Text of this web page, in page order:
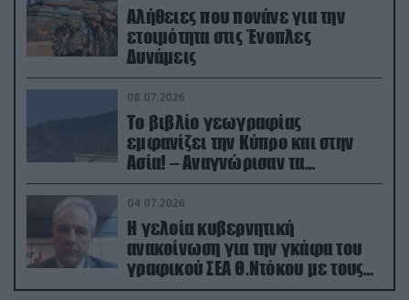
Αλήθειες που πονάνε για την
ετοιμότητα στις Ένοπλες
Δυνάμεις
08.07.2026
Το βιβλίο γεωγραφίας
εμφανίζει την Κύπρο και στην
Ασία! – Αναγνώρισαν τα
κατεχόμενα; (φωτο)
04.07.2026
Η γελοία κυβερνητική
ανακοίνωση για την γκάφα του
γραφικού ΣΕΑ Θ.Ντόκου με τους
Ρώσους φαρσέρ